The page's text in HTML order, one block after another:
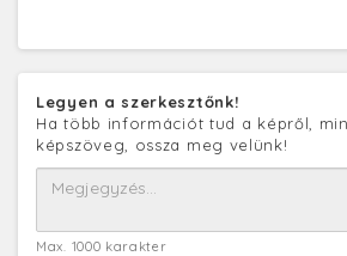
Legyen a szerkesztőnk!
Ha több információt tud a képről,
képszöveg, ossza meg velünk!
Max. 1000 karakter